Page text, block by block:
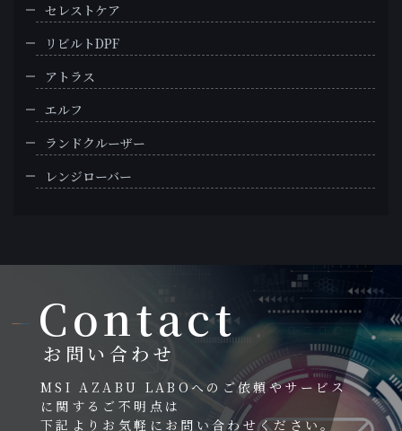
セレストケア
リビルトDPF
アトラス
エルフ
ランドクルーザー
レンジローバー
Contact
お問い合わせ
MSI AZABU LABOへのご依頼やサービス
に関するご不明点は
下記よりお気軽にお問い合わせください。